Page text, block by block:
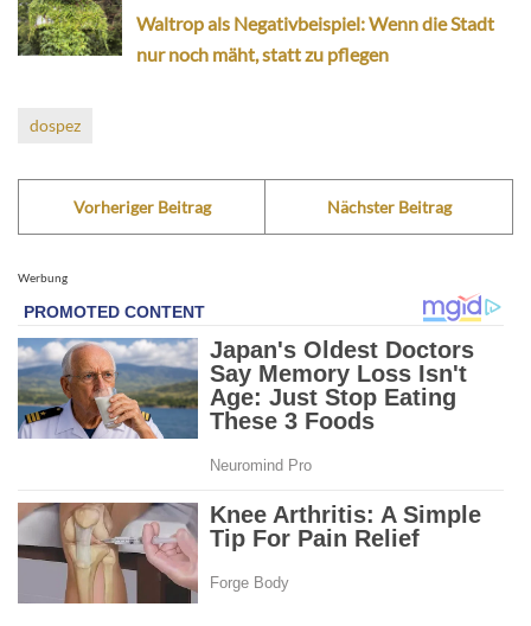
Waltrop als Negativbeispiel: Wenn die Stadt
nur noch mäht, statt zu pflegen
dospez
Vorheriger Beitrag Nächster Beitrag
Werbung